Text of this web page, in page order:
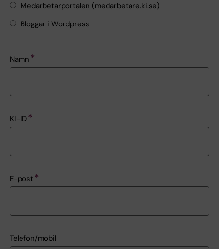
Medarbetarportalen (medarbetare.ki.se)
Bloggar i Wordpress
Namn
KI-ID
E-post
Telefon/mobil